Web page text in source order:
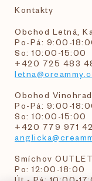
Kontakty
Obchod Letná,
Po-Pá: 9:00-
So: 10:00-15:00
+420 725 483
Obchod
Po-Pá: 9:00-
So: 10:00-15:00
+420 779 971
Smíchov
Po: 12:00-18:00